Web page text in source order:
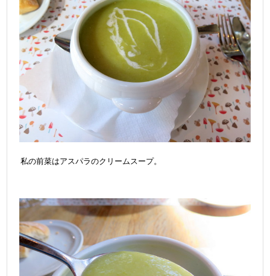
私の前菜はアスパラのクリームスープ。